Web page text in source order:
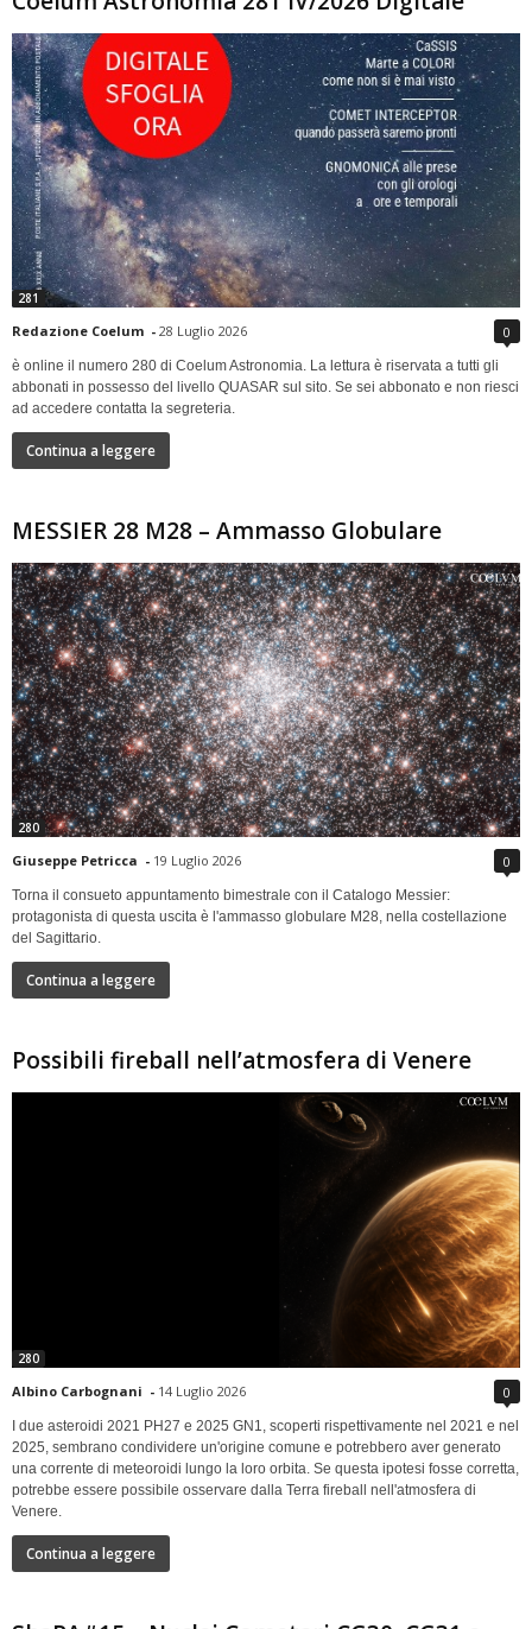
281
Redazione Coelum - 28 Luglio 2026 0
è online il numero 280 di Coelum Astronomia. La lettura è riservata a tutti gli
abbonati in possesso del livello QUASAR sul sito. Se sei abbonato e non riesci
ad accedere contatta la segreteria.
Continua a leggere
MESSIER 28 M28 – Ammasso Globulare
280
Giuseppe Petricca - 19 Luglio 2026 0
Torna il consueto appuntamento bimestrale con il Catalogo Messier:
protagonista di questa uscita è l'ammasso globulare M28, nella costellazione
del Sagittario.
Continua a leggere
Possibili fireball nell’atmosfera di Venere
280
Albino Carbognani - 14 Luglio 2026 0
I due asteroidi 2021 PH27 e 2025 GN1, scoperti rispettivamente nel 2021 e nel
2025, sembrano condividere un'origine comune e potrebbero aver generato
una corrente di meteoroidi lungo la loro orbita. Se questa ipotesi fosse corretta,
potrebbe essere possibile osservare dalla Terra fireball nell'atmosfera di
Venere.
Continua a leggere